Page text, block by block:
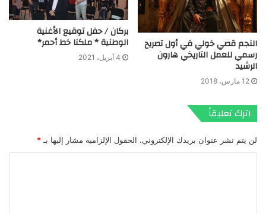
النجم قصي خولي في أول تصريح
رسمي للعمل التاريخي هارون
الرشيد
12 مارس، 2018
بركان / حفل توقيع الأغنية
الوطنية * ملكنا خط أحمر*
4 أبريل، 2021
اترك تعليقاً
لن يتم نشر عنوان بريدك الإلكتروني. الحقول الإلزامية مشار إليها بـ *